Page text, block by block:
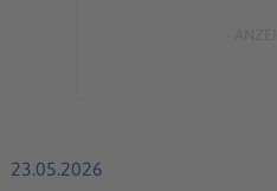
23.05.2026